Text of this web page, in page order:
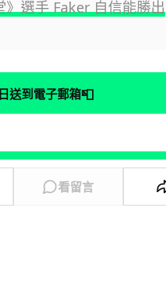
》選手 Faker 自信能勝出
送到電子郵箱📮
看留言